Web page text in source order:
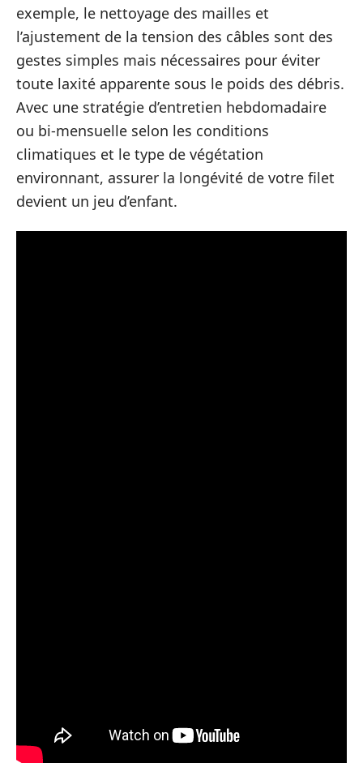
exemple, le nettoyage des mailles et
l’ajustement de la tension des câbles sont des
gestes simples mais nécessaires pour éviter
toute laxité apparente sous le poids des débris.
Avec une stratégie d’entretien hebdomadaire
ou bi-mensuelle selon les conditions
climatiques et le type de végétation
environnant, assurer la longévité de votre filet
devient un jeu d’enfant.